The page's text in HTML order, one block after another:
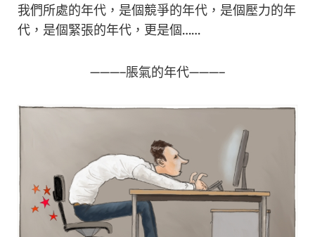
我們所處的年代，是個競爭的年代，是個壓力的年
代，是個緊張的年代，更是個……
———–脹氣的年代———–